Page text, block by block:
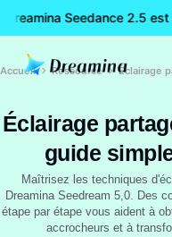
Seedance 2.5 est
Accueil Ressource
Éclairage
guide
Maîtrisez les techniques
Dreamina Seedream 5,0. Des
étape par étape vous aident à
accrocheurs et à